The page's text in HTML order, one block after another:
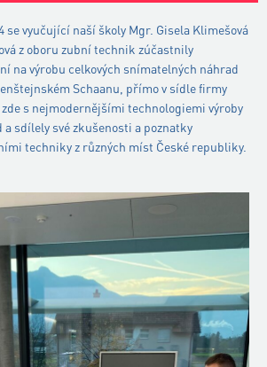
se vyučující naší školy Mgr. Gisela Klimešová
z oboru zubní technik zúčastnily
na výrobu celkových snímatelných náhrad
Schaanu, přímo v sídle firmy
zde s nejmodernějšími technologiemi výroby
sdílely své zkušenosti a poznatky
techniky z různých míst České republiky.